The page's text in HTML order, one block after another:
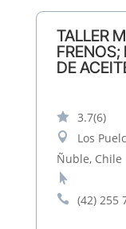
TALLER
DE
 3.7(6)

Los
Ñuble, Chile


(42) 255